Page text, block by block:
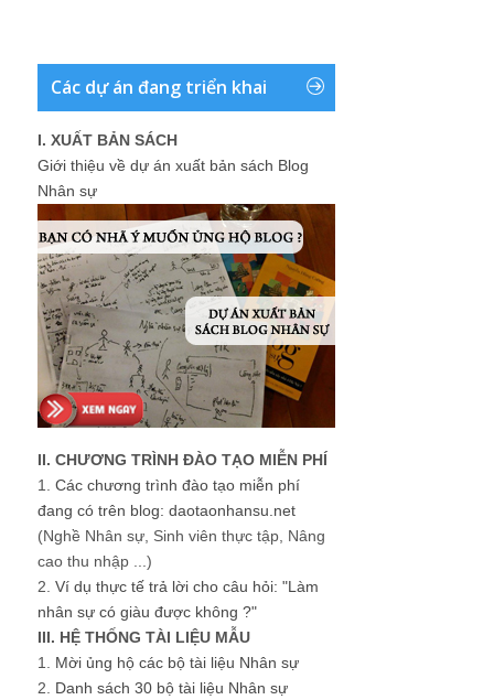
Các dự án đang triển khai
I. XUẤT BẢN SÁCH
Giới thiệu về dự án xuất bản sách Blog
Nhân sự
II. CHƯƠNG TRÌNH ĐÀO TẠO MIỄN PHÍ
1. Các chương trình đào tạo miễn phí
đang có trên blog: daotaonhansu.net
(Nghề Nhân sự, Sinh viên thực tập, Nâng
cao thu nhập ...)
2. Ví dụ thực tế trả lời cho câu hỏi: "Làm
nhân sự có giàu được không ?"
III. HỆ THỐNG TÀI LIỆU MẪU
1. Mời ủng hộ các bộ tài liệu Nhân sự
2. Danh sách 30 bộ tài liệu Nhân sự